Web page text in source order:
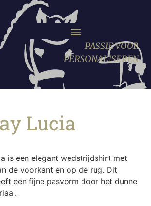
PASSIE VOOR
PERSONALISEREN
Lucia
is een elegant wedstrijdshirt met
de voorkant en op de rug. Dit
een fijne pasvorm door het dunne